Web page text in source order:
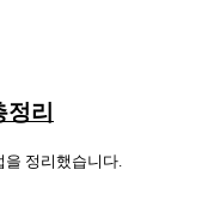
리
을 정리했습니다.